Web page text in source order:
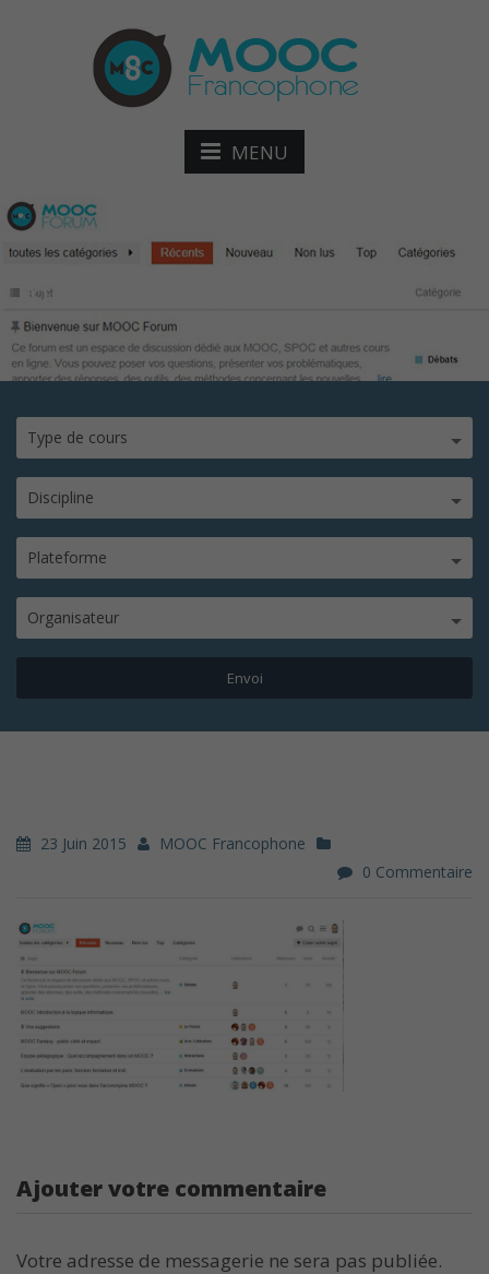
MENU
moocforum
Type de cours
Discipline
Plateforme
Organisateur
23 Juin 2015
MOOC Francophone
0 Commentaire
Ajouter votre commentaire
Votre adresse de messagerie ne sera pas publiée.